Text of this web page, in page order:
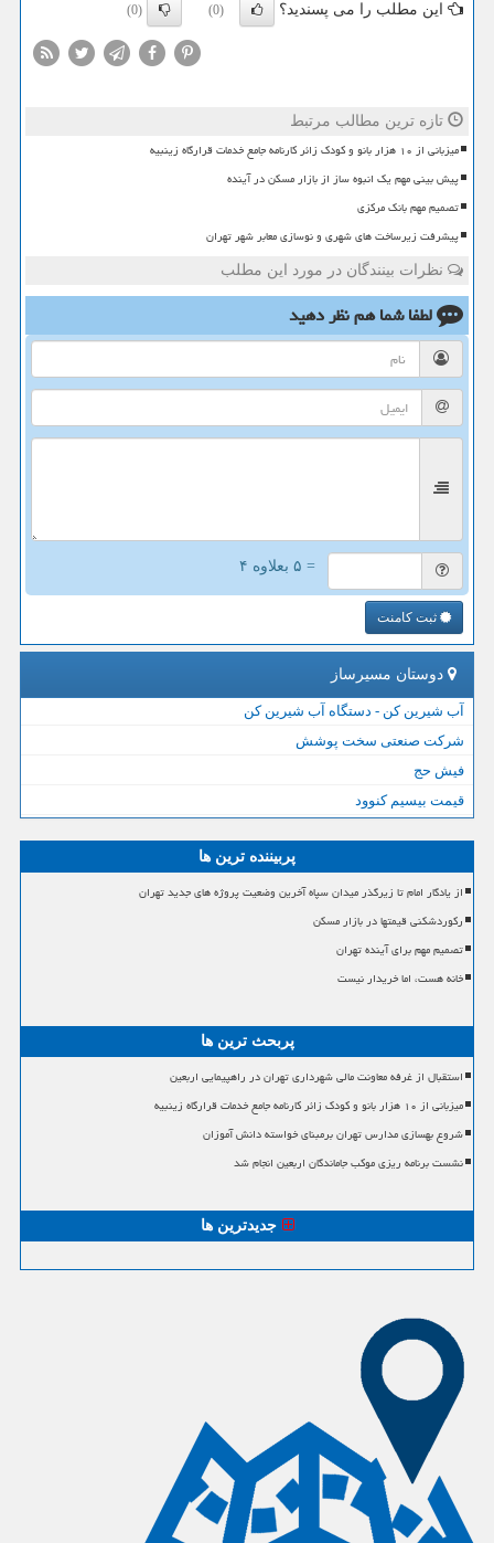
این مطلب را می پسندید؟ (0)
(0)
تازه ترین مطالب مرتبط
میزبانی از ۱۰ هزار بانو و کودک زائر کارنامه جامع خدمات قرارگاه زینبیه
پیش بینی مهم یک انبوه ساز از بازار مسکن در آینده
تصمیم مهم بانک مرکزی
پیشرفت زیرساخت های شهری و نوسازی معابر شهر تهران
نظرات بینندگان در مورد این مطلب
لطفا شما همنظر دهید
= ۵ بعلاوه ۴
ثبت کامنت
دوستان مسیرساز
آب شیرین کن - دستگاه آب شیرین کن
شرکت صنعتی سخت پوشش
فیش حج
قیمت بیسیم کنوود
پربیننده ترین ها
از یادگار امام تا زیرگذر میدان سپاه آخرین وضعیت پروژه های جدید تهران
رکوردشکنی قیمتها در بازار مسکن
تصمیم مهم برای آینده تهران
خانه هست، اما خریدار نیست
پربحث ترین ها
استقبال از غرفه معاونت مالی شهرداری تهران در راهپیمایی اربعین
میزبانی از ۱۰ هزار بانو و کودک زائر کارنامه جامع خدمات قرارگاه زینبیه
شروع بهسازی مدارس تهران برمبنای خواسته دانش آموزان
نشست برنامه ریزی موکب جاماندگان اربعین انجام شد
جدیدترین ها